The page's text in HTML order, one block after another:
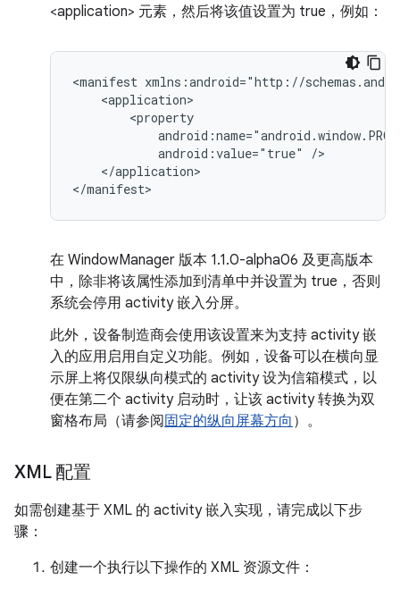
<application> 元素，然后将该值设置为 true，例如：
<manifest
android:value="true"
</application>
在 WindowManager 版本 1.1.0-alpha06 及更高版本
中，除非将该属性添加到清单中并设置为 true，否则
系统会停用 activity 嵌入分屏。
此外，设备制造商会使用该设置来为支持 activity 嵌
入的应用启用自定义功能。例如，设备可以在横向显
示屏上将仅限纵向模式的 activity 设为信箱模式，以
便在第二个 activity 启动时，让该 activity 转换为双
窗格布局（请参阅固定的纵向屏幕方向 ）。
XML 配置
如需创建基于 XML 的 activity 嵌入实现，请完成以下步
骤：
创建一个执行以下操作的 XML 资源文件：